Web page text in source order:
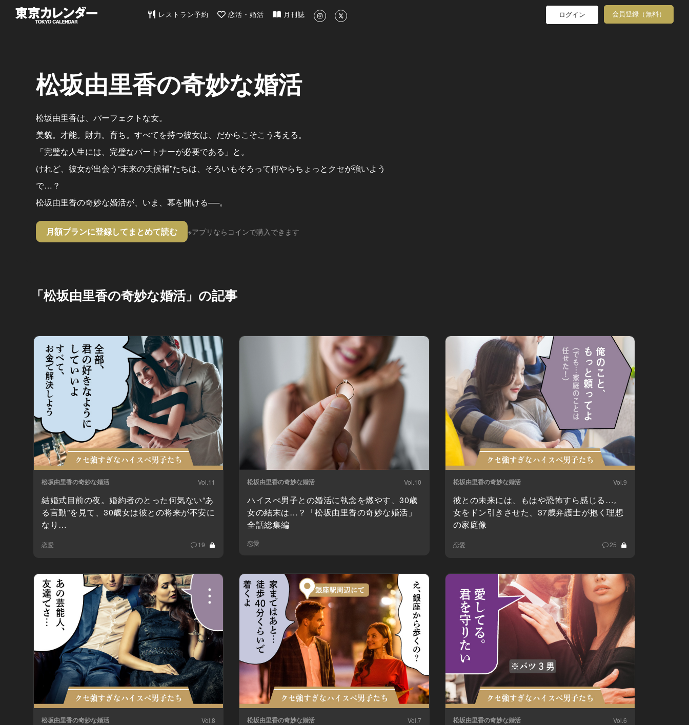
東京カレンダー | 最新のグルメ、洗練されたライフスタイル情報
レストラン予約 恋活・婚活 月刊誌 ログイン 会員登録（無料）
松坂由里香の奇妙な婚活
松坂由里香は、パーフェクトな女。
美貌。才能。財力。育ち。すべてを持つ彼女は、だからこそこう考える。
「完璧な人生には、完璧なパートナーが必要である」と。
けれど、彼女が出会う“未来の夫候補”たちは、そろいもそろって何やらちょっとクセが強いよう
で…？
松坂由里香の奇妙な婚活が、いま、幕を開ける──。
月額プランに登録してまとめて読む ※アプリならコインで購入できます
「松坂由里香の奇妙な婚活」の記事
松坂由里香の奇妙な婚活 Vol.11
結婚式目前の夜。婚約者のとった何気ない“あ
る言動”を見て、30歳女は彼との将来が不安に
なり…
恋愛 19
松坂由里香の奇妙な婚活 Vol.10
ハイスぺ男子との婚活に執念を燃やす、30歳
女の結末は…？「松坂由里香の奇妙な婚活」
全話総集編
恋愛
松坂由里香の奇妙な婚活 Vol.9
彼との未来には、もはや恐怖すら感じる…。
女をドン引きさせた、37歳弁護士が抱く理想
の家庭像
恋愛 25
松坂由里香の奇妙な婚活 Vol.8 松坂由里香の奇妙な婚活 Vol.7 松坂由里香の奇妙な婚活 Vol.6